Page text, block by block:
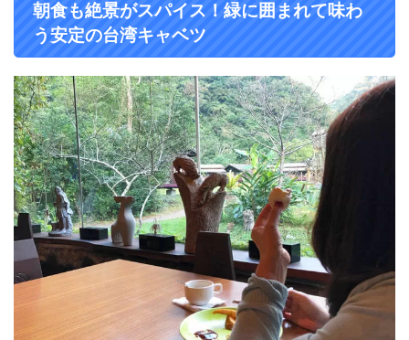
朝食も絶景がスパイス！緑に囲まれて味わ
う安定の台湾キャベツ